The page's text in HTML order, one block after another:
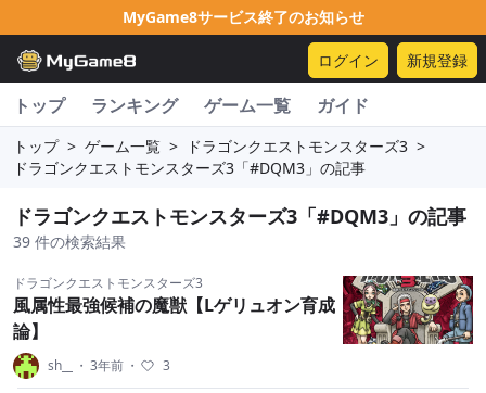
MyGame8サービス終了のお知らせ
ログイン 新規登録
トップ ランキング ゲーム一覧 ガイド
トップ > ゲーム一覧 > ドラゴンクエストモンスターズ3 >
ドラゴンクエストモンスターズ3「#DQM3」の記事
ドラゴンクエストモンスターズ3「#DQM3」の記事
39 件の検索結果
ドラゴンクエストモンスターズ3
風属性最強候補の魔獣【Lゲリュオン育成
論】
sh__ ・ 3年前 ・ 3